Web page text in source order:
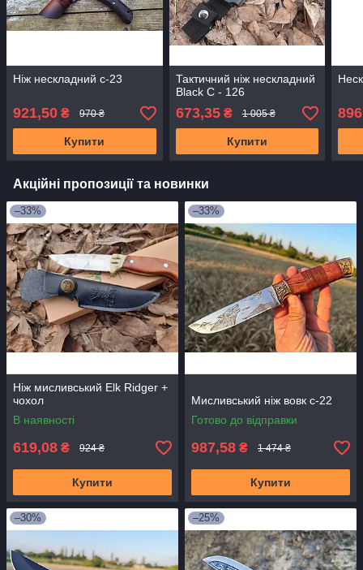
Ніж нескладний с-23
921,50 ₴ 970 ₴
Купити
Тактичний ніж нескладний
Black C - 126
673,35₴ 1 005 ₴
Купити
Акційні пропозиції та новинки
–33%
Ніж мисливський Elk Ridger +
чохол
В наявності
619,08 ₴ 924 ₴
Купити
–33%
Мисливський ніж вовк с-22
Готово до відправки
987,58 ₴ 1 474 ₴
Купити
–30% –25%